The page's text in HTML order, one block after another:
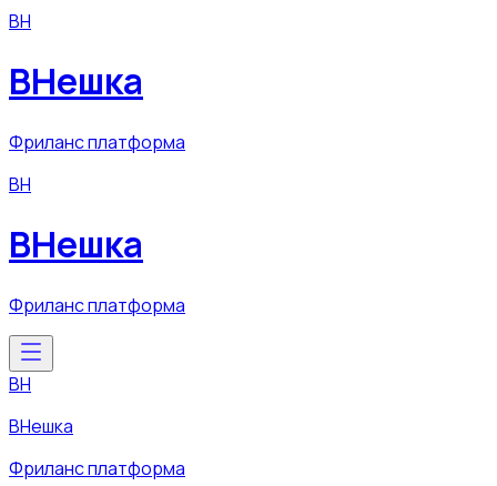
ВН
ВНешка
Фриланс платформа
ВН
ВНешка
Фриланс платформа
ВН
ВНешка
Фриланс платформа